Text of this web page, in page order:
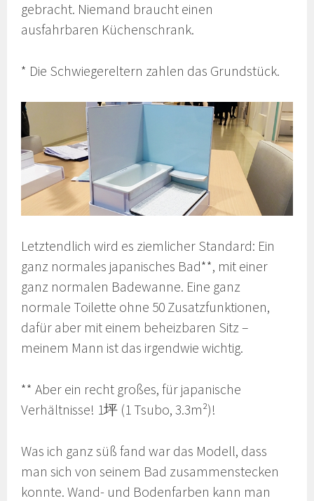
gebracht. Niemand braucht einen
ausfahrbaren Küchenschrank.
* Die Schwiegereltern zahlen das Grundstück.
Letztendlich wird es ziemlicher Standard: Ein
ganz normales japanisches Bad**, mit einer
ganz normalen Badewanne. Eine ganz
normale Toilette ohne 50 Zusatzfunktionen,
dafür aber mit einem beheizbaren Sitz –
meinem Mann ist das irgendwie wichtig.
** Aber ein recht großes, für japanische
Verhältnisse! 1坪 (1 Tsubo, 3.3m²)!
Was ich ganz süß fand war das Modell, dass
man sich von seinem Bad zusammenstecken
konnte. Wand- und Bodenfarben kann man